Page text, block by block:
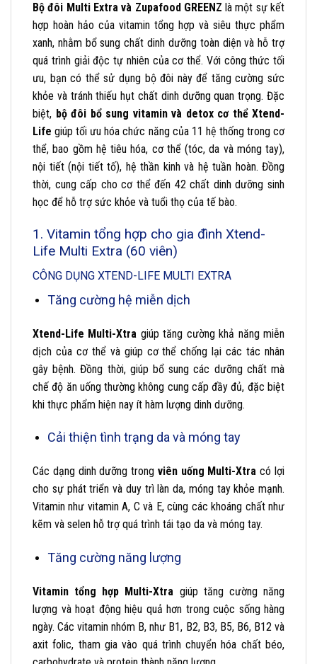
Bộ đôi Multi Extra và Zupafood GREENZ là một sự kết
hợp hoàn hảo của vitamin tổng hợp và siêu thực phẩm
xanh, nhằm bổ sung chất dinh dưỡng toàn diện và hỗ trợ
quá trình giải độc tự nhiên của cơ thể. Với công thức tối
ưu, bạn có thể sử dụng bộ đôi này để tăng cường sức
khỏe và tránh thiếu hụt chất dinh dưỡng quan trọng. Đặc
biệt, bộ đôi bổ sung vitamin và detox cơ thể Xtend-
Life giúp tối ưu hóa chức năng của 11 hệ thống trong cơ
thể, bao gồm hệ tiêu hóa, cơ thể (tóc, da và móng tay),
nội tiết (nội tiết tố), hệ thần kinh và hệ tuần hoàn. Đồng
thời, cung cấp cho cơ thể đến 42 chất dinh dưỡng sinh
học để hỗ trợ sức khỏe và tuổi thọ của tế bào.
1. Vitamin tổng hợp cho gia đình Xtend-
Life Multi Extra (60 viên)
CÔNG DỤNG XTEND-LIFE MULTI EXTRA
Tăng cường hệ miễn dịch
Xtend-Life Multi-Xtra giúp tăng cường khả năng miễn
dịch của cơ thể và giúp cơ thể chống lại các tác nhân
gây bệnh. Đồng thời, giúp bổ sung các dưỡng chất mà
chế độ ăn uống thường không cung cấp đầy đủ, đặc biệt
khi thực phẩm hiện nay ít hàm lượng dinh dưỡng.
Cải thiện tình trạng da và móng tay
Các dạng dinh dưỡng trong viên uống Multi-Xtra có lợi
cho sự phát triển và duy trì làn da, móng tay khỏe mạnh.
Vitamin như vitamin A, C và E, cùng các khoáng chất như
kẽm và selen hỗ trợ quá trình tái tạo da và móng tay.
Tăng cường năng lượng
Vitamin tổng hợp Multi-Xtra giúp tăng cường năng
lượng và hoạt động hiệu quả hơn trong cuộc sống hàng
ngày. Các vitamin nhóm B, như B1, B2, B3, B5, B6, B12 và
axit folic, tham gia vào quá trình chuyển hóa chất béo,